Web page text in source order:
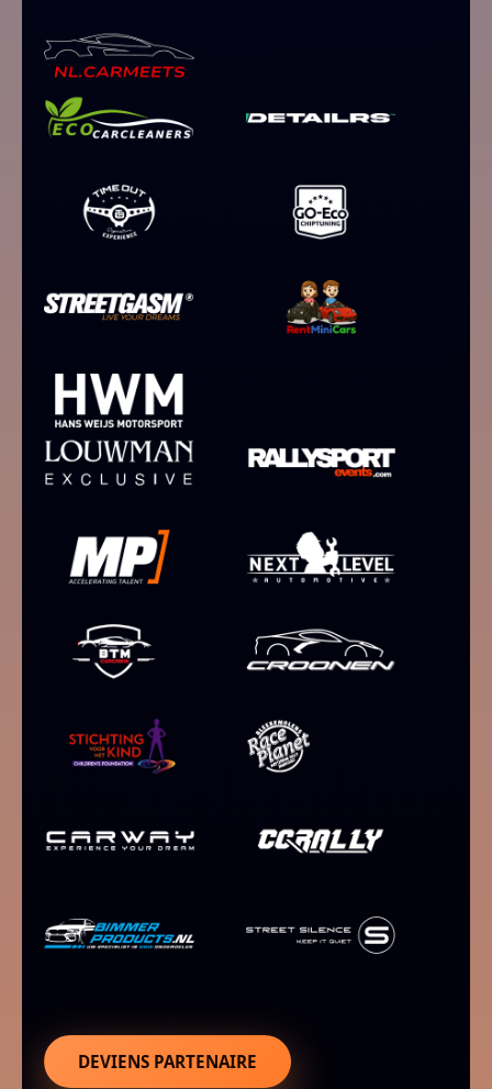
DEVIENS PARTENAIRE